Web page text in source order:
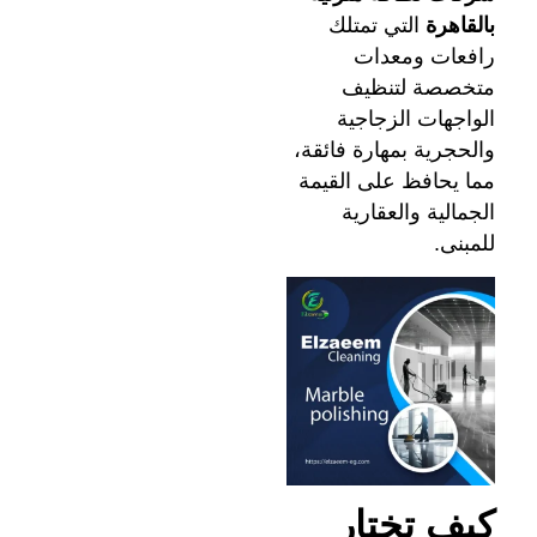
بالقاهرة التي تمتلك
رافعات ومعدات
متخصصة لتنظيف
الواجهات الزجاجية
والحجرية بمهارة فائقة،
مما يحافظ على القيمة
الجمالية والعقارية
للمبنى.
كيف تختار